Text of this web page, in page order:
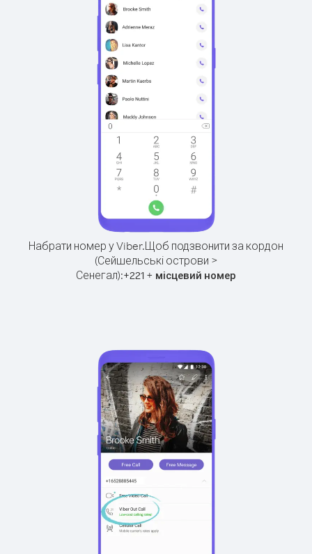
Набрати номер у Viber.Щоб подзвонити за кордон
(Сейшельські острови >
Сенегал):+221 + місцевий номер